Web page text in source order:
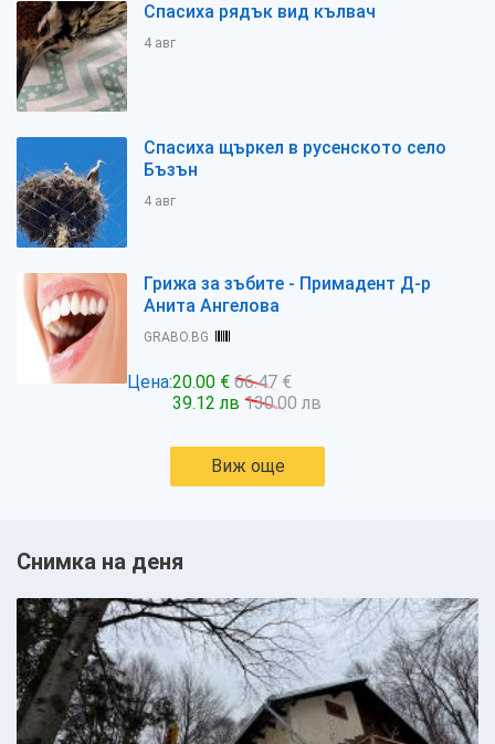
Спасиха рядък вид кълвач
4 авг
Спасиха щъркел в русенското село
Бъзън
4 авг
Грижа за зъбите - Примадент Д-р
Анита Ангелова
GRABO.BG
Цена:20.00 € 66.47 €
39.12 лв 130.00 лв
Виж още
Снимка на деня